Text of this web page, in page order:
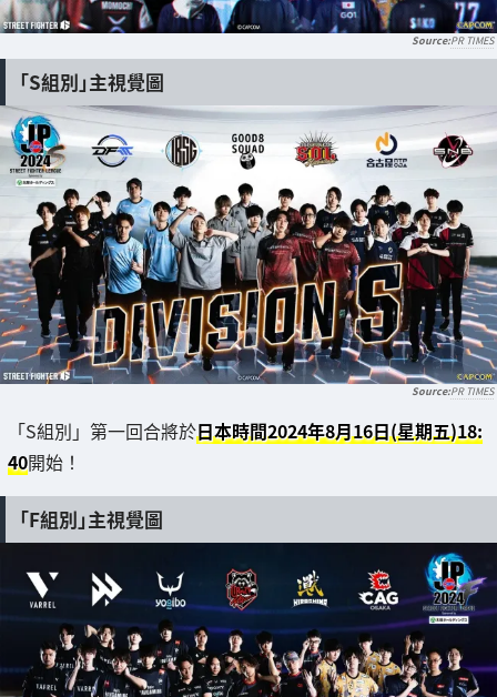
PR TIMES
「S組別」主視覺圖
PR TIMES
「S組別」第一回合將於日本時間2024年8月16日(星期五)18:
40開始！
「F組別」主視覺圖